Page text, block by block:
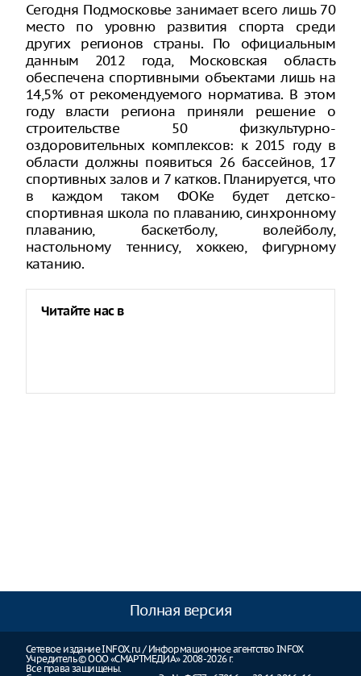
Сегодня Подмосковье занимает всего лишь 70
место по уровню развития спорта среди
других регионов страны. По официальным
данным 2012 года, Московская область
обеспечена спортивными объектами лишь на
14,5% от рекомендуемого норматива. В этом
году власти региона приняли решение о
строительстве 50 физкультурно-
оздоровительных комплексов: к 2015 году в
области должны появиться 26 бассейнов, 17
спортивных залов и 7 катков. Планируется, что
в каждом таком ФОКе будет детско-
спортивная школа по плаванию, синхронному
плаванию, баскетболу, волейболу,
настольному теннису, хоккею, фигурному
катанию.
Читайте нас в
Полная версия
Сетевое издание INFOX.ru / Информационное агентство INFOX
Учредитель © ООО «СМАРТМЕДИА» 2008-2026 г.
Все права защищены.